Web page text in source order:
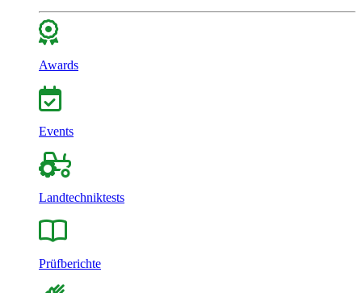
Awards
Events
Landtechniktests
Prüfberichte